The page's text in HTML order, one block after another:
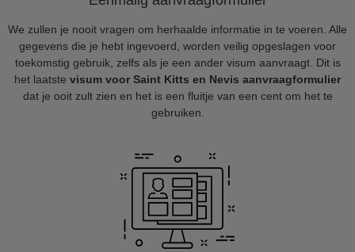
We zullen je nooit vragen om herhaalde informatie in te voeren. Alle
gegevens die je hebt ingevoerd, worden veilig opgeslagen voor
toekomstig gebruik, zelfs als je een ander visum aanvraagt. Dit is
het laatste visum voor Saint Kitts en Nevis aanvraagformulier
dat je ooit zult zien en het is een fluitje van een cent om het te
gebruiken.